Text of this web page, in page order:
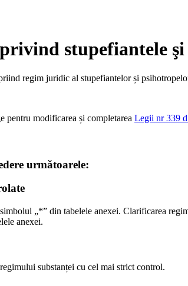
stupefiantele şi
regim juridic al stupefiantelor și
pentru modificarea și completarea Legii nr 339
următoarele:
„*” din tabelele anexei. Clarificarea
anexei.
substanței cu cel mai strict control.